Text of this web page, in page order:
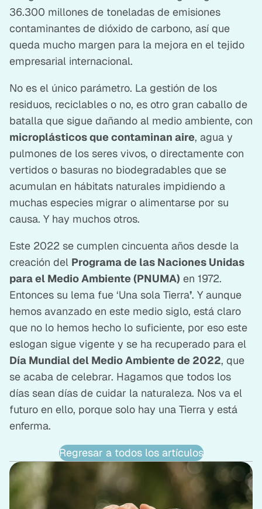
36.300 millones de toneladas de emisiones
contaminantes de dióxido de carbono, así que
queda mucho margen para la mejora en el tejido
empresarial internacional.
No es el único parámetro. La gestión de los
residuos, reciclables o no, es otro gran caballo de
batalla que sigue dañando al medio ambiente, con
microplásticos que contaminan aire, agua y
pulmones de los seres vivos, o directamente con
vertidos o basuras no biodegradables que se
acumulan en hábitats naturales impidiendo a
muchas especies migrar o alimentarse por su
causa. Y hay muchos otros.
Este 2022 se cumplen cincuenta años desde la
creación del Programa de las Naciones Unidas
para el Medio Ambiente (PNUMA) en 1972.
Entonces su lema fue ‘Una sola Tierra’. Y aunque
hemos avanzado en este medio siglo, está claro
que no lo hemos hecho lo suficiente, por eso este
eslogan sigue vigente y se ha recuperado para el
Día Mundial del Medio Ambiente de 2022, que
se acaba de celebrar. Hagamos que todos los
días sean días de cuidar la naturaleza. Nos va el
futuro en ello, porque solo hay una Tierra y está
enferma.
Regresar a todos los artículos